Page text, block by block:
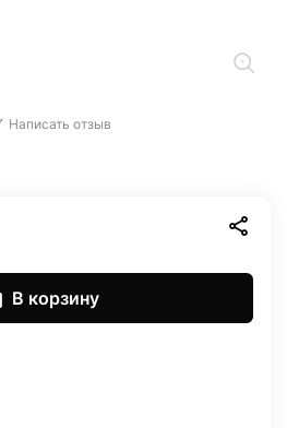
Написать отзыв
В корзину